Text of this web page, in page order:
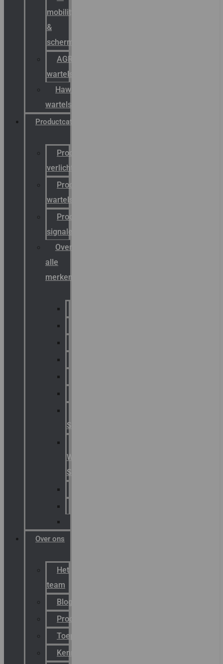
mobility
&
schermstromen
AGRO
wartels
Hawke
wartels
Productcatalogus
Productcatalogus
verlichting
Productcatalogus
wartels
Productcatalogus
signalering
Overzicht
alle
merken
Signaling
Warning
Signals
Over ons
Het
team
Blog
Productnieuws
Toepassingen
Kenniscentrum